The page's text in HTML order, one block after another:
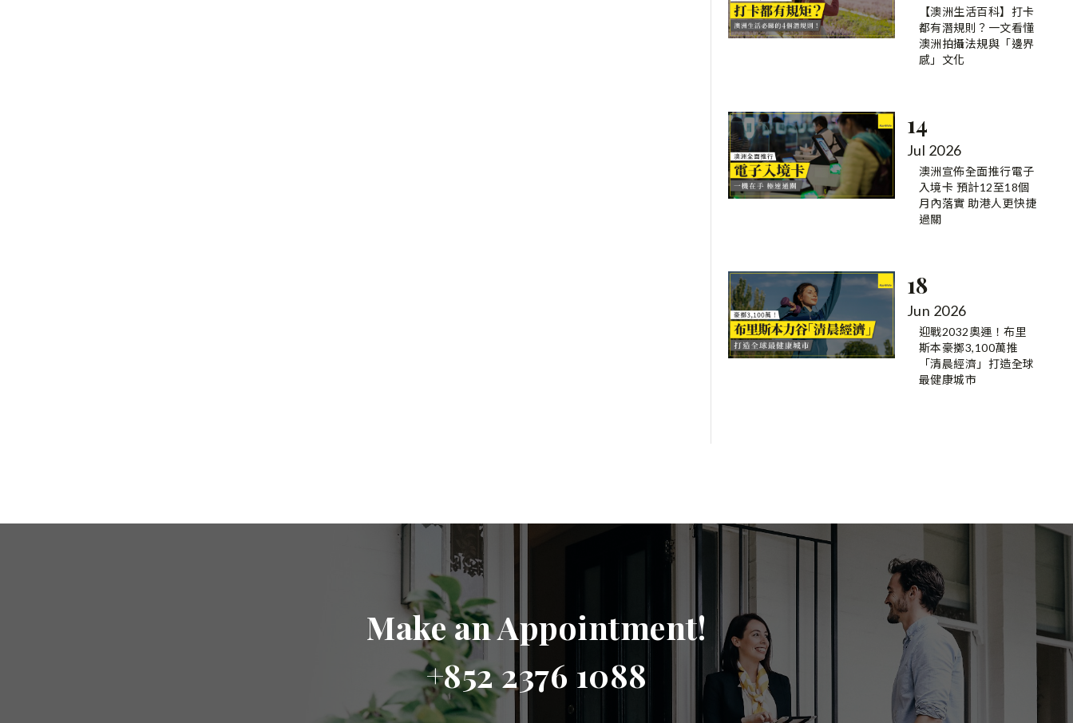
【澳洲生活百科】打卡
都有潛規則？一文看懂
澳洲拍攝法規與「邊界
感」文化
14
Jul 2026
澳洲宣佈全面推行電子
入境卡 預計12至18個
月內落實 助港人更快捷
過關
18
Jun 2026
迎戰2032奧運！布里
斯本豪擲3,100萬推
「清晨經濟」打造全球
最健康城市
Make an Appointment!
+852 2376 1088